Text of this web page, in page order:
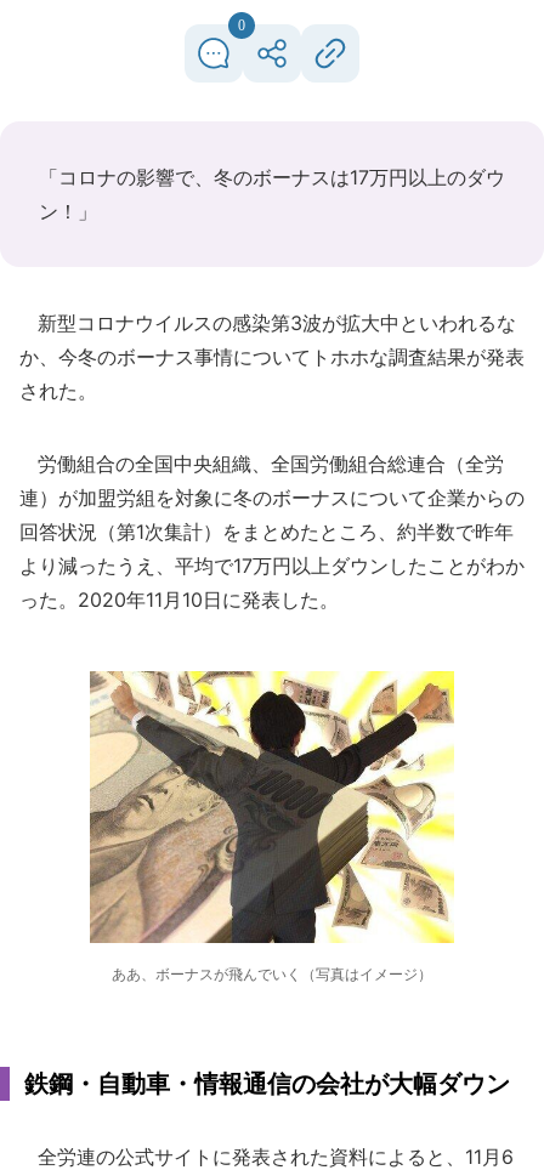
0
「コロナの影響で、冬のボーナスは17万円以上のダウ
ン！」
新型コロナウイルスの感染第3波が拡大中といわれるな
か、今冬のボーナス事情についてトホホな調査結果が発表
された。
労働組合の全国中央組織、全国労働組合総連合（全労
連）が加盟労組を対象に冬のボーナスについて企業からの
回答状況（第1次集計）をまとめたところ、約半数で昨年
より減ったうえ、平均で17万円以上ダウンしたことがわか
った。2020年11月10日に発表した。
ああ、ボーナスが飛んでいく（写真はイメージ）
鉄鋼・自動車・情報通信の会社が大幅ダウン
全労連の公式サイトに発表された資料によると、11月6